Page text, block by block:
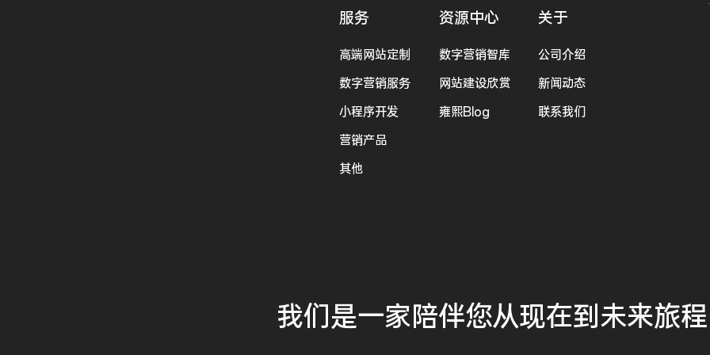
服务
高端网站定制
数字营销服务
小程序开发
营销产品
其他
资源中心
数字营销智库
网站建设欣赏
雍熙Blog
关于
公司介绍
新闻动态
联系我们
我们是一家陪伴您从现在到未来旅